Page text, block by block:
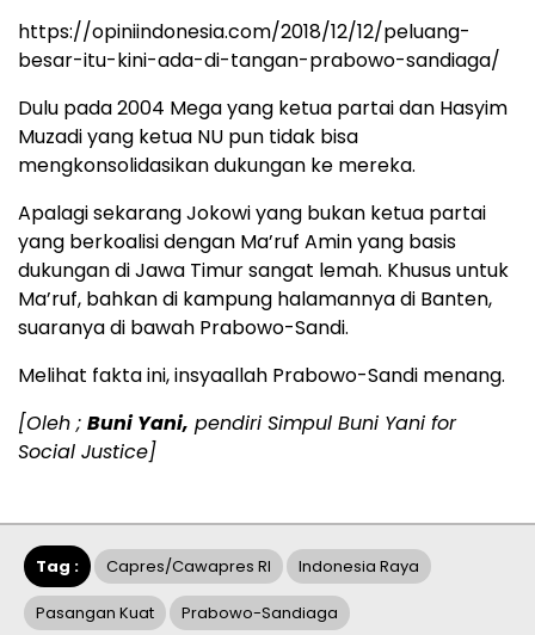
https://opiniindonesia.com/2018/12/12/peluang-
besar-itu-kini-ada-di-tangan-prabowo-sandiaga/
Dulu pada 2004 Mega yang ketua partai dan Hasyim
Muzadi yang ketua NU pun tidak bisa
mengkonsolidasikan dukungan ke mereka.
Apalagi sekarang Jokowi yang bukan ketua partai
yang berkoalisi dengan Ma’ruf Amin yang basis
dukungan di Jawa Timur sangat lemah. Khusus untuk
Ma’ruf, bahkan di kampung halamannya di Banten,
suaranya di bawah Prabowo-Sandi.
Melihat fakta ini, insyaallah Prabowo-Sandi menang.
[Oleh ; Buni Yani, pendiri Simpul Buni Yani for
Social Justice]
Tag : Capres/cawapres RI Indonesia Raya
Pasangan Kuat Prabowo-Sandiaga